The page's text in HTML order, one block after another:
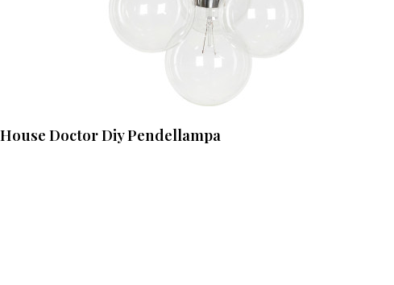
House Doctor Diy Pendellampa